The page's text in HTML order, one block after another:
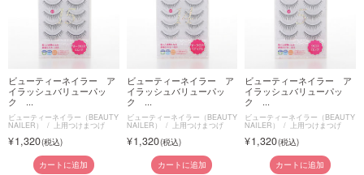
ビューティーネイラー ア
イラッシュバリューパッ
ク ...
ビューティーネイラー（BEAUTY
NAILER） 上用つけまつげ
1,320
カートに追加
ビューティーネイラー ア
イラッシュバリューパッ
ク ...
ビューティーネイラー（BEAUTY
NAILER） 上用つけまつげ
1,320
カートに追加
ビューティーネイラー ア
イラッシュバリューパッ
ク ...
ビューティーネイラー（BEAUTY
NAILER） 上用つけまつげ
1,320
カートに追加